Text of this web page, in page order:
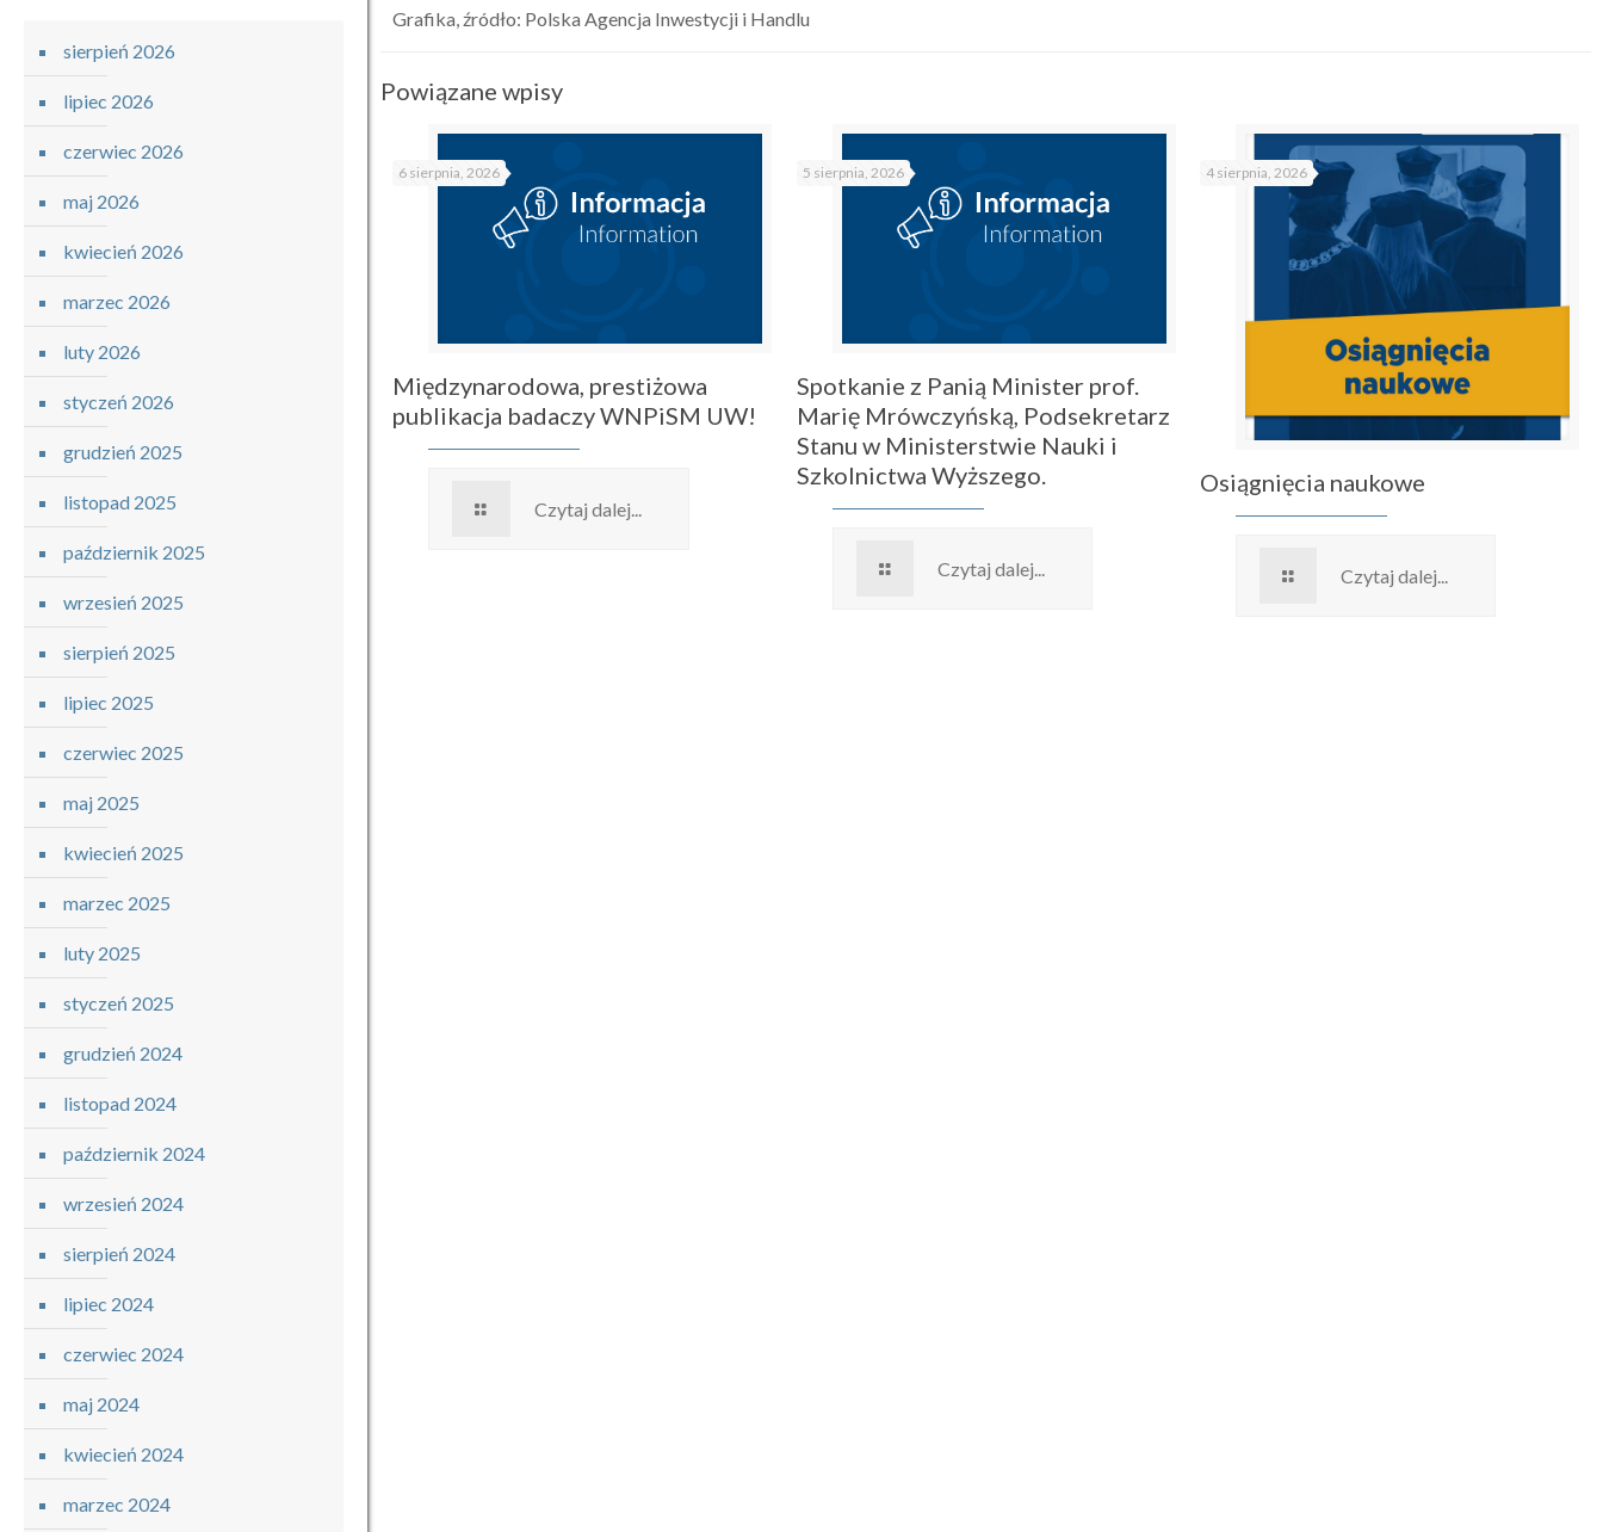
Grafika, źródło: Polska Agencja Inwestycji i Handlu
Powiązane wpisy
6 sierpnia, 2026
Międzynarodowa, prestiżowa
publikacja badaczy WNPiSM UW!
Czytaj dalej...
5 sierpnia, 2026
Spotkanie z Panią Minister prof.
Marię Mrówczyńską, Podsekretarz
Stanu w Ministerstwie Nauki i
Szkolnictwa Wyższego.
Czytaj dalej...
4 sierpnia, 2026
Osiągnięcia naukowe
Czytaj dalej...
sierpień 2026
lipiec 2026
czerwiec 2026
maj 2026
kwiecień 2026
marzec 2026
luty 2026
styczeń 2026
grudzień 2025
listopad 2025
październik 2025
wrzesień 2025
sierpień 2025
lipiec 2025
czerwiec 2025
maj 2025
kwiecień 2025
marzec 2025
luty 2025
styczeń 2025
grudzień 2024
listopad 2024
październik 2024
wrzesień 2024
sierpień 2024
lipiec 2024
czerwiec 2024
maj 2024
kwiecień 2024
marzec 2024